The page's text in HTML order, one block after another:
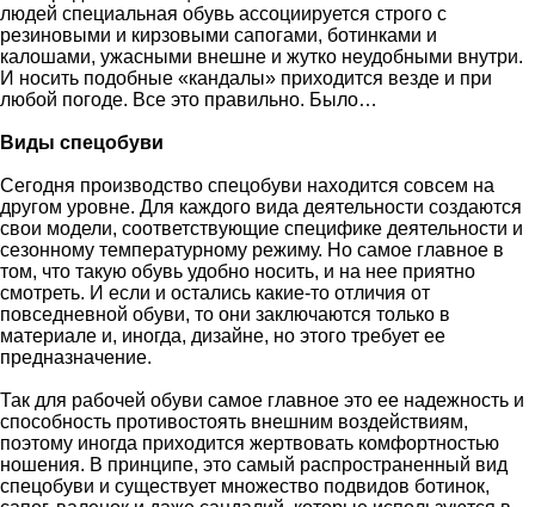
людей специальная обувь ассоциируется строго с
резиновыми и кирзовыми сапогами, ботинками и
калошами, ужасными внешне и жутко неудобными внутри.
И носить подобные «кандалы» приходится везде и при
любой погоде. Все это правильно. Было…
Виды спецобуви
Сегодня производство спецобуви находится совсем на
другом уровне. Для каждого вида деятельности создаются
свои модели, соответствующие специфике деятельности и
сезонному температурному режиму. Но самое главное в
том, что такую обувь удобно носить, и на нее приятно
смотреть. И если и остались какие-то отличия от
повседневной обуви, то они заключаются только в
материале и, иногда, дизайне, но этого требует ее
предназначение.
Так для рабочей обуви самое главное это ее надежность и
способность противостоять внешним воздействиям,
поэтому иногда приходится жертвовать комфортностью
ношения. В принципе, это самый распространенный вид
спецобуви и существует множество подвидов ботинок,